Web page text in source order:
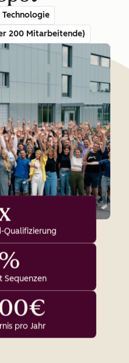
200 Mitarbeitende)
Qualifizierung
Sequenzen
pro Jahr